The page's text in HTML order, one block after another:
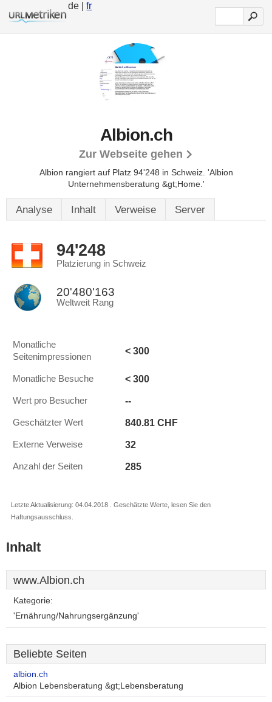
de |fr
Albion.ch
Zur Webseite gehen
Albion rangiert auf Platz 94'248 in Schweiz. 'Albion
Unternehmensberatung &gt;Home.'
Analyse Inhalt Verweise Server
94'248
Platzierung in Schweiz
20'480'163
Weltweit Rang
Monatliche
Seitenimpressionen
< 300
Monatliche Besuche < 300
Wert pro Besucher --
Geschätzter Wert 840.81 CHF
Externe Verweise 32
Anzahl der Seiten 285
Letzte Aktualisierung: 04.04.2018 . Geschätzte Werte, lesen Sie den
Haftungsausschluss.
Inhalt
www.Albion.ch
Kategorie:
'Ernährung/Nahrungsergänzung'
Beliebte Seiten
albion.ch
Albion Lebensberatung &gt;Lebensberatung